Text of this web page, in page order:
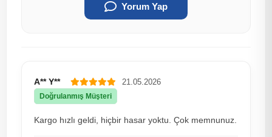
Yorum Yap
A** Y** 21.05.2026
Doğrulanmış Müşteri
Kargo hızlı geldi, hiçbir hasar yoktu. Çok memnunuz.